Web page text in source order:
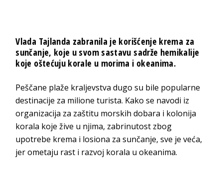
Vlada Tajlanda zabranila je korišćenje krema za
sunčanje, koje u svom sastavu sadrže hemikalije
koje oštećuju korale u morima i okeanima.
Peščane plaže kraljevstva dugo su bile popularne
destinacije za milione turista. Kako se navodi iz
organizacija za zaštitu morskih dobara i kolonija
korala koje žive u njima, zabrinutost zbog
upotrebe krema i losiona za sunčanje, sve je veća,
jer ometaju rast i razvoj korala u okeanima.